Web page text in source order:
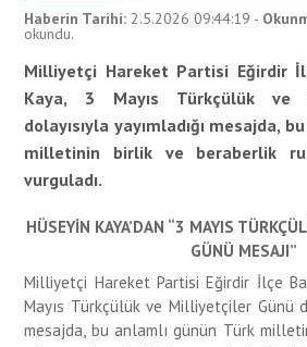
Haberin Tarihi: 2.5.2026 09:44:19 -
okundu.
Milliyetçi Hareket Partisi Eğirdir
Kaya, 3 Mayıs Türkçülük ve
dolayısıyla yayımladığı mesajda,
milletinin birlik ve beraberlik
vurguladı.
HÜSEYİN KAYA’DAN “3 MAYIS
GÜNÜ MESAJI”
Milliyetçi Hareket Partisi Eğirdir İlçe
Mayıs Türkçülük ve Milliyetçiler Günü
mesajda, bu anlamlı günün Türk